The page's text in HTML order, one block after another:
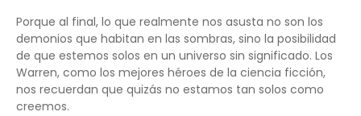
Porque al final, lo que realmente nos asusta no son los
demonios que habitan en las sombras, sino la posibilidad
de que estemos solos en un universo sin significado. Los
Warren, como los mejores héroes de la ciencia ficción,
nos recuerdan que quizás no estamos tan solos como
creemos.